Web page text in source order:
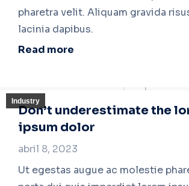
pharetra velit. Aliquam gravida
lacinia dapibus.
Read more
Industry
Don’t underestimate the
ipsum dolor
abril 8, 2023
Ut egestas augue ac molestie